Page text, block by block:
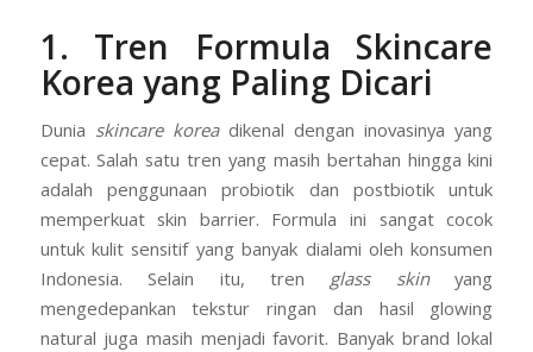
1. Tren Formula Skincare
Korea yang Paling Dicari
Dunia skincare koreadikenal dengan inovasinya yang
cepat. Salah satu tren yang masih bertahan hingga kini
adalah penggunaan probiotik dan postbiotik untuk
memperkuat skin barrier. Formula ini sangat cocok
untuk kulit sensitif yang banyak dialami oleh konsumen
Indonesia. Selain itu, tren glass skinyang
mengedepankan tekstur ringan dan hasil glowing
natural juga masih menjadi favorit. Banyak brand lokal